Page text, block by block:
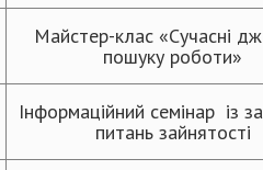
Майстер-клас «Сучасні
пошуку роботи»
Інформаційний семінар із
питань зайнятості